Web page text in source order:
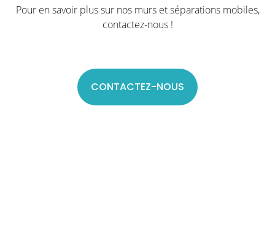
Pour en savoir plus sur nos murs et séparations mobiles,
contactez-nous !
CONTACTEZ-NOUS